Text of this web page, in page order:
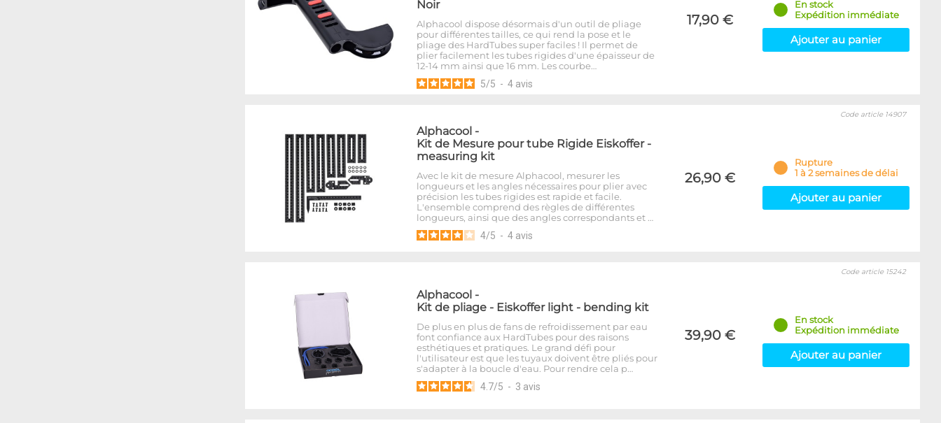
Noir
Alphacool dispose désormais d'un outil de pliage
pour différentes tailles, ce qui rend la pose et le
pliage des HardTubes super faciles ! Il permet de
plier facilement les tubes rigides d'une épaisseur de
12-14 mm ainsi que 16 mm. Les courbe…
5/5 - 4 avis
17,90 €
En stock
Expédition immédiate
Ajouter au panier
Alphacool -
Kit de Mesure pour tube Rigide Eiskoffer -
measuring kit
Avec le kit de mesure Alphacool, mesurer les
longueurs et les angles nécessaires pour plier avec
précision les tubes rigides est rapide et facile.
L'ensemble comprend des règles de différentes
longueurs, ainsi que des angles correspondants et …
4/5 - 4 avis
26,90 €
Code article 14907
Rupture
1 à 2 semaines de délai
Ajouter au panier
Alphacool -
Kit de pliage - Eiskoffer light - bending kit
De plus en plus de fans de refroidissement par eau
font confiance aux HardTubes pour des raisons
esthétiques et pratiques. Le grand défi pour
l'utilisateur est que les tuyaux doivent être pliés pour
s'adapter à la boucle d'eau. Pour rendre cela p…
4.7/5 - 3 avis
39,90 €
Code article 15242
En stock
Expédition immédiate
Ajouter au panier